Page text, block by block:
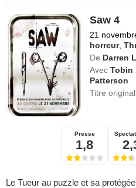
Saw 4
21
horreur,
De Darren
Avec Tobin
Patterson
Titre
Presse
1,8
Le Tueur au puzzle et sa